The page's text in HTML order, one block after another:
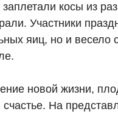
косы из
Участники
яиц, но и весело
новой жизни,
На